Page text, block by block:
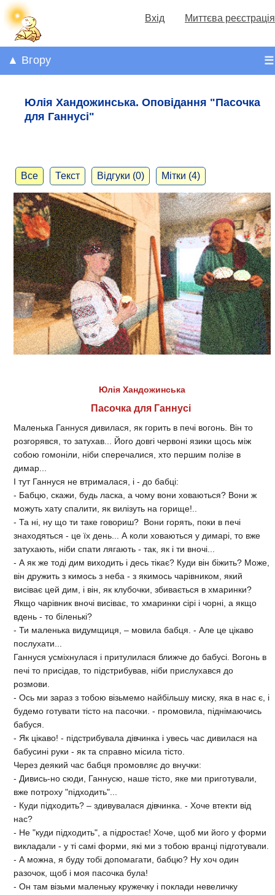
Вхід Миттєва реєстрація
☰
▲ Вгору
Юлія Хандожинська. Оповідання "Пасочка
для Ганнусі"
Все Текст Відгуки (0) Мітки (4)
Юлія Хандожинська
Пасочка для Ганнусі
Маленька Ганнуся дивилася, як горить в печі вогонь. Він то
розгорявся, то затухав... Його довгі червоні язики щось між
собою гомоніли, ніби сперечалися, хто першим полізе в
димар...
І тут Ганнуся не втрималася, і - до бабці:
- Бабцю, скажи, будь ласка, а чому вони ховаються? Вони ж
можуть хату спалити, як вилізуть на горище!..
- Та ні, ну що ти таке говориш? Вони горять, поки в печі
знаходяться - це їх день... А коли ховаються у димарі, то вже
затухають, ніби спати лягають - так, як і ти вночі...
- А як же тоді дим виходить і десь тікає? Куди він біжить? Може,
він дружить з кимось з неба - з якимось чарівником, який
висіває цей дим, і він, як клубочки, збивається в хмаринки?
Якщо чарівник вночі висіває, то хмаринки сірі і чорні, а якщо
вдень - то біленькі?
- Ти маленька видумщиця, – мовила бабця. - Але це цікаво
послухати...
Ганнуся усміхнулася і притулилася ближче до бабусі. Вогонь в
печі то присідав, то підстрибував, ніби прислухався до
розмови.
- Ось ми зараз з тобою візьмемо найбільшу миску, яка в нас є, і
будемо готувати тісто на пасочки. - промовила, піднімаючись
бабуся.
- Як цікаво! - підстрибувала дівчинка і увесь час дивилася на
бабусині руки - як та справно місила тісто.
Через деякий час бабця промовляє до внучки:
- Дивись-но сюди, Ганнусю, наше тісто, яке ми приготували,
вже потроху "підходить"...
- Куди підходить? – здивувалася дівчинка. - Хоче втекти від
нас?
- Не "куди підходить", а підростає! Хоче, щоб ми його у форми
викладали - у ті самі форми, які ми з тобою вранці підготували.
- А можна, я буду тобі допомагати, бабцю? Ну хоч один
разочок, щоб і моя пасочка була!
- Он там візьми маленьку кружечку і поклади невеличку